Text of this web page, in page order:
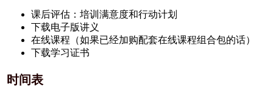
课后评估：培训满意度和行动计划
下载电子版讲义
在线课程（如果已经加购配套在线课程组合包的话）
下载学习证书
时间表